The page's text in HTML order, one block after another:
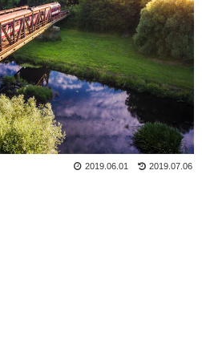
2019.07.06
2019.06.01